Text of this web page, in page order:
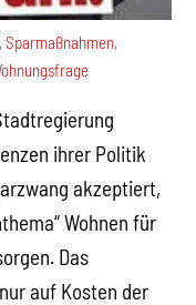
,Sparmaßnahmen,
ihrer Politik
akzeptiert,
Wohnen für
Das
auf Kosten der